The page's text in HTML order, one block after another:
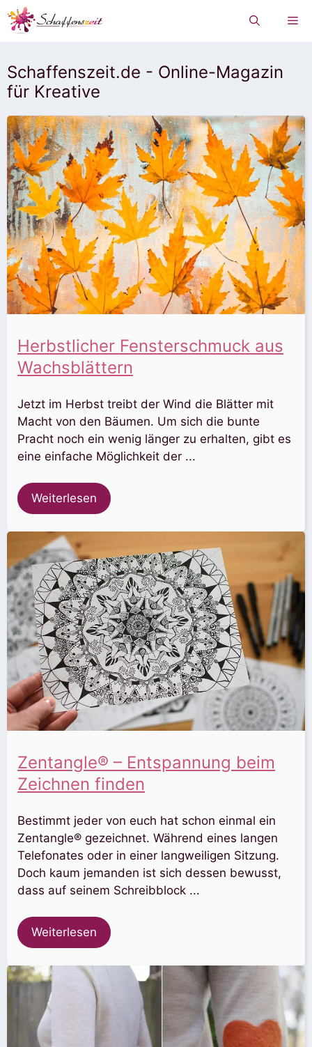
Zum
Inhalt
Schaffenszeit.de - Online-Magazin
für Kreative
Herbstlicher Fensterschmuck aus
Wachsblättern
Jetzt im Herbst treibt der Wind die Blätter mit
Macht von den Bäumen. Um sich die bunte
Pracht noch ein wenig länger zu erhalten, gibt es
eine einfache Möglichkeit der ...
Weiterlesen
Zentangle® – Entspannung beim
Zeichnen finden
Bestimmt jeder von euch hat schon einmal ein
Zentangle® gezeichnet. Während eines langen
Telefonates oder in einer langweiligen Sitzung.
Doch kaum jemanden ist sich dessen bewusst,
dass auf seinem Schreibblock ...
Weiterlesen